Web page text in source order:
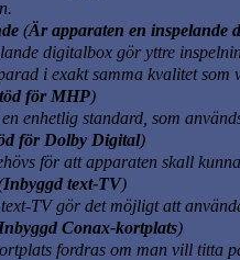
(Är apparaten en inspelande
digitalbox gör yttre
i exakt samma kvalitet
för MHP)
enhetlig standard, som
för Dolby Digital)
för att apparaten skall
Inbyggd text-TV)
TV gör det möjligt att
Conax-kortplats)
fordras om man vill titta